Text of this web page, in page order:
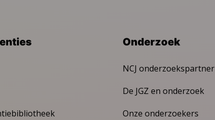
Onderzoek
NCJ onderzoekspartner
De JGZ en onderzoek
Onze onderzoekers